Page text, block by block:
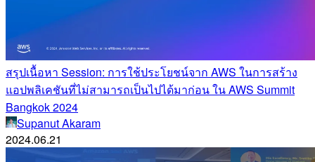
สรุปเนื้อหา Session: การใช้ประโยชน์จาก AWS ในการสร้าง
แอปพลิเคชันที่ไม่สามารถเป็นไปได้มาก่อน ใน AWS Summit
Bangkok 2024
Supanut Akaram
2024.06.21